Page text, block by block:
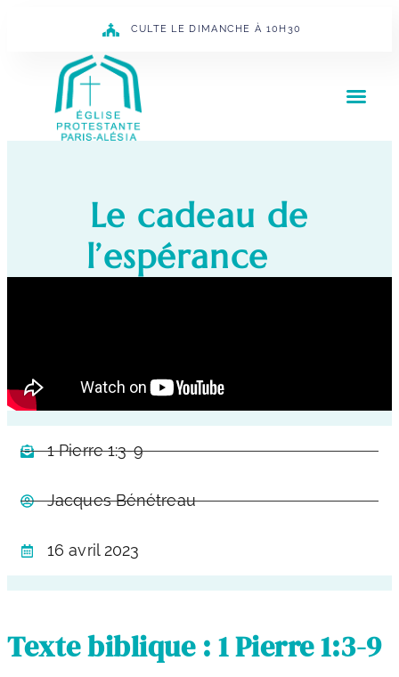
CULTE LE DIMANCHE À 10H30
Le cadeau de
l’espérance
1 Pierre 1:3-9
Jacques Bénétreau
16 avril 2023
Texte biblique : 1 Pierre 1:3-9